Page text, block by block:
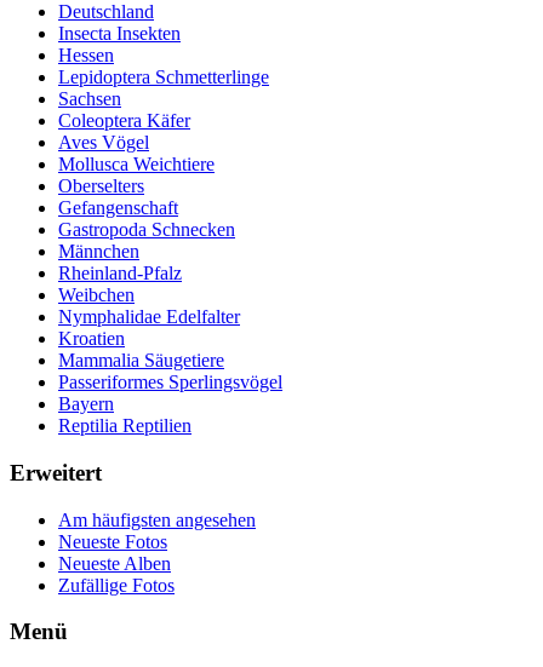
Deutschland
Insecta Insekten
Hessen
Lepidoptera Schmetterlinge
Sachsen
Coleoptera Käfer
Aves Vögel
Mollusca Weichtiere
Oberselters
Gefangenschaft
Gastropoda Schnecken
Männchen
Rheinland-Pfalz
Weibchen
Nymphalidae Edelfalter
Kroatien
Mammalia Säugetiere
Passeriformes Sperlingsvögel
Bayern
Reptilia Reptilien
Erweitert
Am häufigsten angesehen
Neueste Fotos
Neueste Alben
Zufällige Fotos
Menü